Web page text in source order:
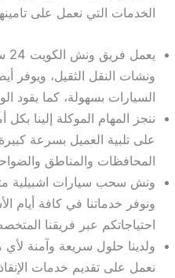
الخدمات التي نعمل على
ونشات النقل الثقيل، ويوفر
السيارات بسهولة، كما يقود
ننجز المهام الموكلة إلينا
على تلبية العميل بسرعة
المحافظات والمناطق
ونوفر خدماتنا في كافة أيام
احتياجاتكم عبر فريقنا
ولدينا حلول سريعة وآمنة
نعمل على تقديم خدمات